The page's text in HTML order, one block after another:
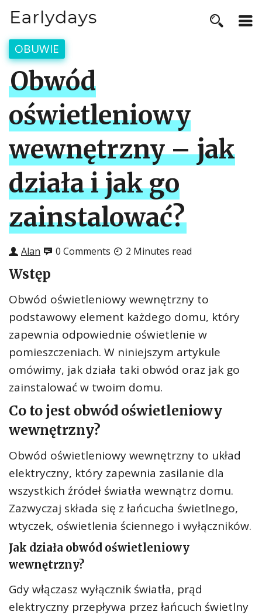
OBUWIE
Obwód
oświetleniowy
wewnętrzny – jak
działa i jak go
zainstalować?
Alan 0 Comments 2 Minutes read
Wstęp
Obwód oświetleniowy wewnętrzny to
podstawowy element każdego domu, który
zapewnia odpowiednie oświetlenie w
pomieszczeniach. W niniejszym artykule
omówimy, jak działa taki obwód oraz jak go
zainstalować w twoim domu.
Co to jest obwód oświetleniowy
wewnętrzny?
Obwód oświetleniowy wewnętrzny to układ
elektryczny, który zapewnia zasilanie dla
wszystkich źródeł światła wewnątrz domu.
Zazwyczaj składa się z łańcucha świetlnego,
wtyczek, oświetlenia ściennego i wyłączników.
Jak działa obwód oświetleniowy
wewnętrzny?
Gdy włączasz wyłącznik światła, prąd
elektryczny przepływa przez łańcuch świetlny